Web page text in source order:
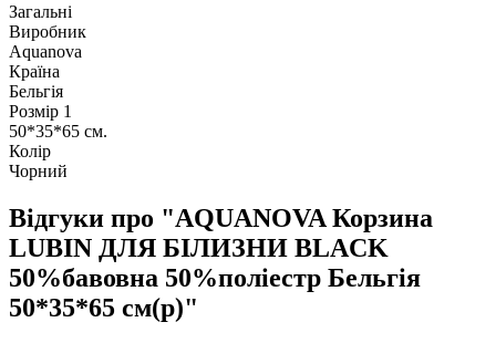
Загальні
Виробник
Aquanova
Країна
Бельгія
Розмір 1
50*35*65 см.
Колір
Чорний
Відгуки про "AQUANOVA Корзина
LUBIN ДЛЯ БІЛИЗНИ BLACK
50%бавовна 50%поліестр Бельгія
50*35*65 см(р)"